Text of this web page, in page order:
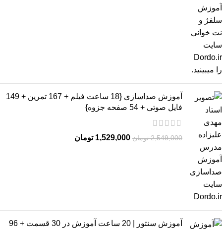
آموزش صداسازی {18 ساعت فیلم + 167 تمرین + 149
فایل صوتی + 54 صفحه جزوه}
2,549,000 تومان 1,529,000 تومان
آموزش سنتور | 20 ساعت آموزش در 30 قسمت + 96